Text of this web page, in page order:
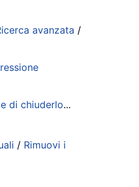
avanzata /
di chiuderlo...
/ Rimuovi i